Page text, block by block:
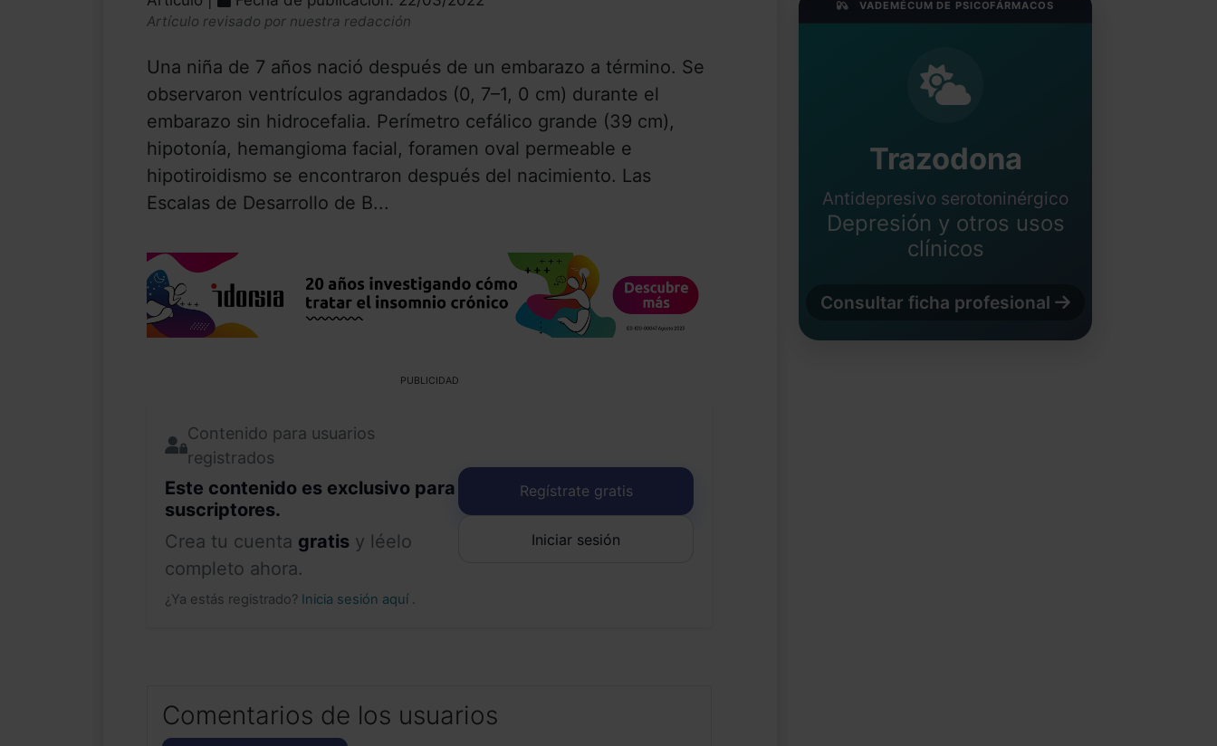
Artículo revisado por nuestra redacción
Una niña de 7 años nació después de un embarazo a término. Se
observaron ventrículos agrandados (0, 7–1, 0 cm) durante el
embarazo sin hidrocefalia. Perímetro cefálico grande (39 cm),
hipotonía, hemangioma facial, foramen oval permeable e
hipotiroidismo se encontraron después del nacimiento. Las
Escalas de Desarrollo de B...
PUBLICIDAD
Contenido para usuarios
registrados
Este contenido es exclusivo para
suscriptores.
Crea tu cuenta gratis y léelo
completo ahora.
¿Ya estás registrado? Inicia sesión aquí .
Regístrate gratis
Iniciar sesión
Comentarios de los usuarios
VADEMÉCUM DE PSICOFÁRMACOS
Trazodona
Antidepresivo serotoninérgico
Depresión y otros usos
clínicos
Consultar ficha profesional